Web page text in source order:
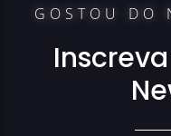
GOSTOU DO